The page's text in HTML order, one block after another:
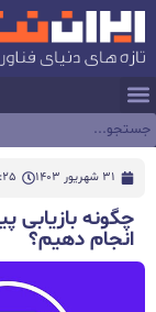
31 شهریور 1403 11:25 ق.ظ
چگونه بازیابی
انجام دهیم؟